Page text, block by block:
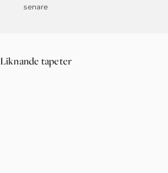
senare
Liknande tapeter